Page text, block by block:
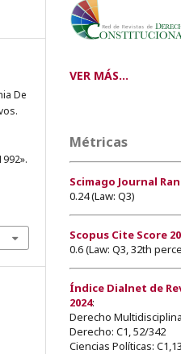
De
VER MÁS...
Métricas
Scimago Journal
0.24 (Law: Q3)
Scopus Cite Score
0.6 (Law: Q3, 32th
Índice Dialnet de
2024:
Derecho
Derecho: C1, 52/342
Ciencias Políticas: